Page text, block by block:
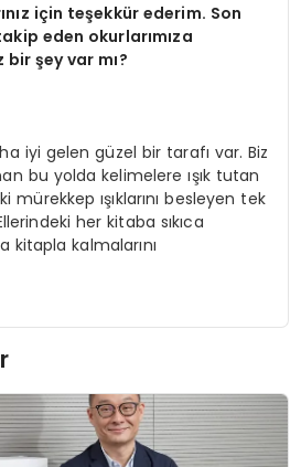
için teşekkür ederim. Son
eden okurlarımıza
şey var mı?
iyi gelen güzel bir tarafı var. Biz
bu yolda kelimelere ışık tutan
mürekkep ışıklarını besleyen tek
her kitaba sıkıca
kitapla kalmalarını